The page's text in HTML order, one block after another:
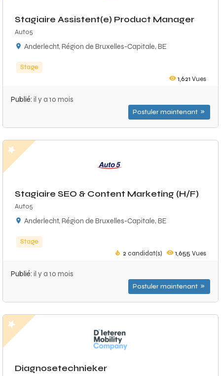
Stagiaire Assistent(e) Product Manager
Auto5
Anderlecht, Région de Bruxelles-Capitale, BE
Stage
1,621 Vues
Publié: il y a 10 mois
Postuler maintenant
Stagiaire SEO & Content Marketing (H/F)
Auto5
Anderlecht, Région de Bruxelles-Capitale, BE
Stage
2 candidat(s) 1,655 Vues
Publié: il y a 10 mois
Postuler maintenant
Diagnosetechnieker